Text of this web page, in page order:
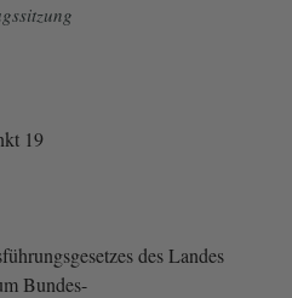
19
des Landes
Bundes-